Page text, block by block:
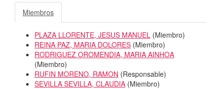
Miembros
PLAZA LLORENTE, JESUS MANUEL (Miembro)
REINA PAZ, MARIA DOLORES (Miembro)
RODRIGUEZ OROMENDIA, MARIA AINHOA
(Miembro)
RUFIN MORENO, RAMON (Responsable)
SEVILLA SEVILLA, CLAUDIA (Miembro)